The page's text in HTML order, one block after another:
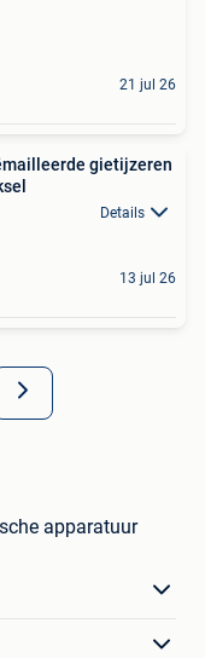
21 jul 26
gietijzeren
Details
13 jul 26
apparatuur